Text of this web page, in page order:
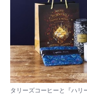
タリーズコーヒーと『ハリ